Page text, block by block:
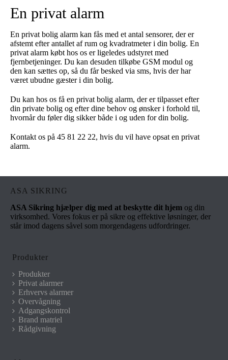
En privat alarm
En privat bolig alarm kan fås med et antal sensorer, der er
afstemt efter antallet af rum og kvadratmeter i din bolig. En
privat alarm købt hos os er ligeledes udstyret med
fjernbetjeninger. Du kan desuden tilkøbe GSM modul og
den kan sættes op, så du får besked via sms, hvis der har
været ubudne gæster i din bolig.
Du kan hos os få en privat bolig alarm, der er tilpasset efter
din private bolig og efter dine behov og ønsker i forhold til,
hvornår du føler dig sikker både i og uden for din bolig.
Kontakt os på 45 81 22 22, hvis du vil have opsat en privat
alarm.
ASA SIKRING
ASA Sikring hjælper dig med at beskytte dit hjem og din
virksomhed. Vores fokus er på sikre og effektive løsninger, der
står imod dagens såvel som morgendagens udfordringer.
Produkter
Produkter
Privat alarmer
Erhvervs alarmer
Overvågning
Adgangskontrol
Brand matriel
Rådgivning